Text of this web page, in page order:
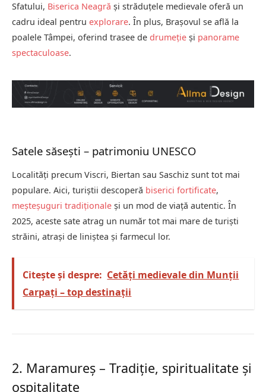
Sfatului, Biserica Neagră și străduțele medievale oferă un
cadru ideal pentru explorare. În plus, Brașovul se află la
poalele Tâmpei, oferind trasee de drumeție și panorame
spectaculoase.
Satele săsești – patrimoniu UNESCO
Localități precum Viscri, Biertan sau Saschiz sunt tot mai
populare. Aici, turiștii descoperă biserici fortificate,
meșteșuguri tradiționale și un mod de viață autentic. În
2025, aceste sate atrag un număr tot mai mare de turiști
străini, atrași de liniștea și farmecul lor.
Citește și despre: Cetăți medievale din Munții
Carpați – top destinații
2. Maramureș – Tradiție, spiritualitate și
ospitalitate